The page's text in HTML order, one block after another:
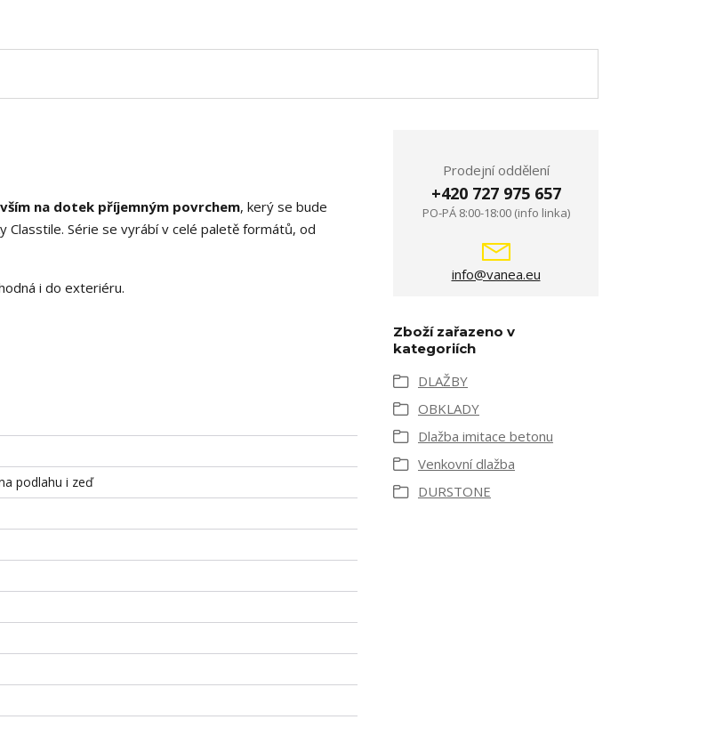
na dotek příjemným povrchem, kerý se bude
Classtile. Série se vyrábí v celé paletě formátů, od
i do exteriéru.
podlahu i zeď
Prodejní oddělení
+420 727 975 657
PO-PÁ 8:00-18:00 (info linka)
info@vanea.eu
Zboží zařazeno v
kategoriích
DLAŽBY
OBKLADY
Dlažba imitace betonu
Venkovní dlažba
DURSTONE